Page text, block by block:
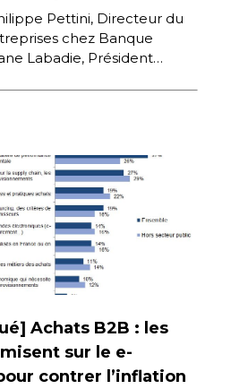
Pettini, Directeur du
chez Banque
Labadie, Président
Achats B2B : les
sur le e-
contrer l’inflation